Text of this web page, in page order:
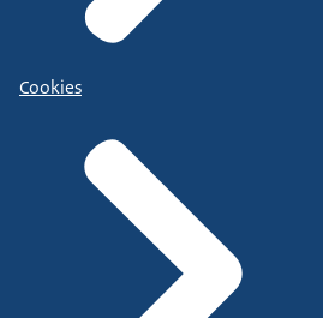
Cookies